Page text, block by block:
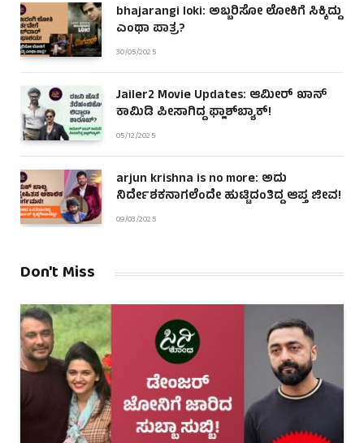
bhajarangi loki: ಅಬ್ಬರಿಸೋ ಲೋಕಿಗೆ ಸಿಕ್ಕಿದ್ದು
ಎಂಥಾ ಪಾತ್ರ?
30/05/2025
Jailer2 Movie Updates: ಆಮೀರ್ ಖಾನ್
ಕಾಮಿಡಿ ಪೀಸಾಗಿದ್ದ ಫ್ಲಾಶ್‌ಬ್ಯಾಕ್!
05/12/2025
arjun krishna is no more: ಅದು
ನಿರ್ದೇಶಕನಾಗಲೆಂದೇ ಹುಟ್ಟಿದಂತಿದ್ದ ಆಪ್ತ ಜೀವ!
09/03/2025
Don't Miss